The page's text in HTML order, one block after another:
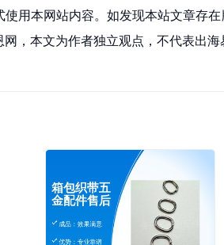
用本网站内容。如发现本站文章存
，本文为作者独立观点，不代表出海